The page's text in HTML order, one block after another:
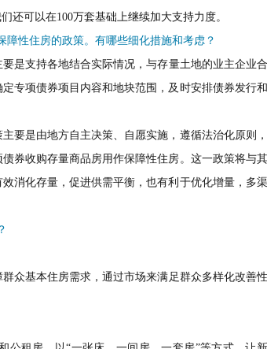
还可以在100万套基础上继续加大支持力度。
性住房的政策。有哪些细化措施和考虑？
是支持各地结合实际情况，与存量土地的业主企业
专项债券项目内容和地块范围，及时安排债券发行
要是由地方自主决策、自愿实施，遵循法治化原则
券收购存量商品房用作保障性住房。这一政策将与
消化存量，促进供需平衡，也有利于优化增量，多
众基本住房需求，通过市场来满足群众多样化改善